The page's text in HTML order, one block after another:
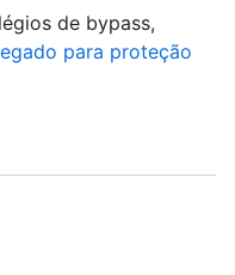
de bypass,
para proteção